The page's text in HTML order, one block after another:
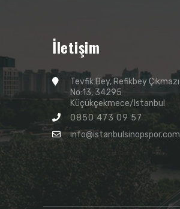
İletişim
Tevfik Bey, Refikbey Çıkmazı
No:13, 34295
Küçükçekmece/Istanbul
0850 473 09 57
info@istanbulsinopspor.com